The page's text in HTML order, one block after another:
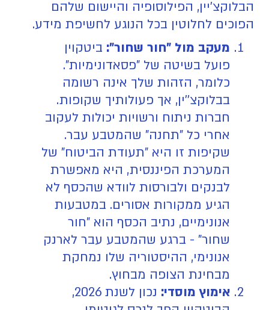
הבלוקצ'יין, הפילוסופיה והיישום שלהם
הפוכים לחלוטין בכל הנוגע לחשיפת מידע.
מעקב מול "חור שחור": ביטקוין
פועל בשיטה של "פסאדונימיות".
כלומר, הזהות שלך אינה רשומה
בבלוקצ''ין, אך פעולותיך שקופות.
חברות ניתוח ורשויות יכולות לעקוב
אחרי כל "תחנה" שהמטבע עבר.
שקיפות זו היא "תעודת הביטוח" של
המערכת הפיננסית, היא מאפשרת
לבנקים ולבורסות לוודא שהכסף לא
הגיע ממקורות אסורים. במטבעות
אנונימיים, נתיב הכסף הוא "חור
שחור" - ברגע שהמטבע עבר לארנק
אנונימי, ההיסטוריה שלו נמחקת
מבחינת הצופה מבחוץ.
אימוץ מוסדי:
נכון לשנת 2026,